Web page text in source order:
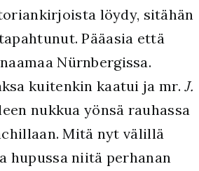
löydy, sitähän
Pääasia että
Nürnbergissa.
kuitenkin kaatui ja mr.J.
nukkua yönsä rauhassa
Mitä nyt välillä
hupussa niitä perhanan